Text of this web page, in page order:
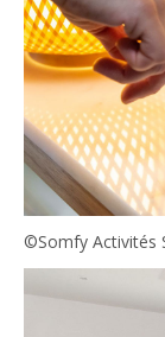
©Somfy Activités